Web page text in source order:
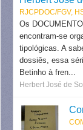
RJCPDOC/FGV,
Os
encontram-se
tipológicas. A
dossiês, essa
Betinho à fren...
Herbert José de